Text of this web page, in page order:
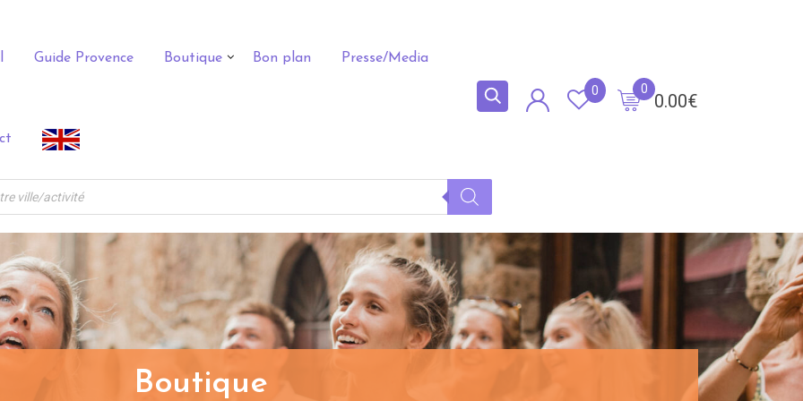
Guide Provence Boutique Bon plan Presse/Media
0.00€
0
0
Boutique